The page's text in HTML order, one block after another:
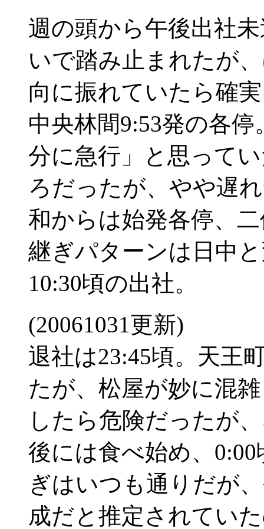
週の頭から午後出社
いで踏み止まれたが
向に振れていたら確
中央林間9:53発の各
分に急行」と思って
ろだったが、やや遅
和からは始発各停、
継ぎパターンは日中
10:30頃の出社。
(20061031更新)
退社は23:45頃。天王
たが、松屋が妙に混
したら危険だったが
後には食べ始め、
ぎはいつも通りだが
成だと推定されてい